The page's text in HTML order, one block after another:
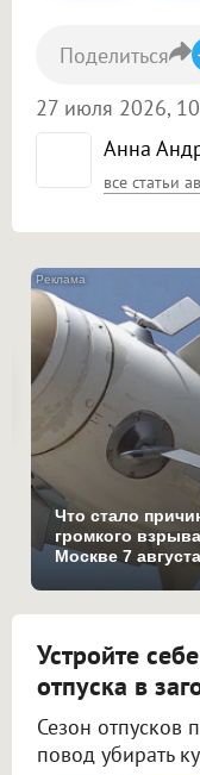
Анна
все статьи
27 июля 2026,
Поделиться
Что стало
громкого
Москве 7 августа
Устройте
отпуска в
Сезон отпусков
повод убирать